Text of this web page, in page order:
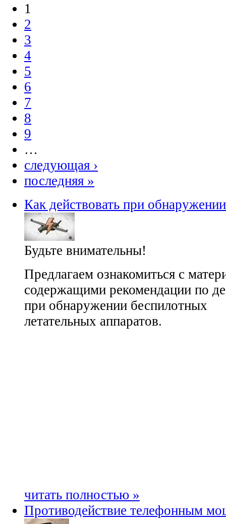
1
2
3
4
5
6
7
8
9
…
следующая ›
последняя »
Как действовать при
Будьте внимательны!
Предлагаем ознакомиться с
содержащими рекомендации по
при обнаружении беспилотных
летательных аппаратов.
читать полностью »
Противодействие телефонным